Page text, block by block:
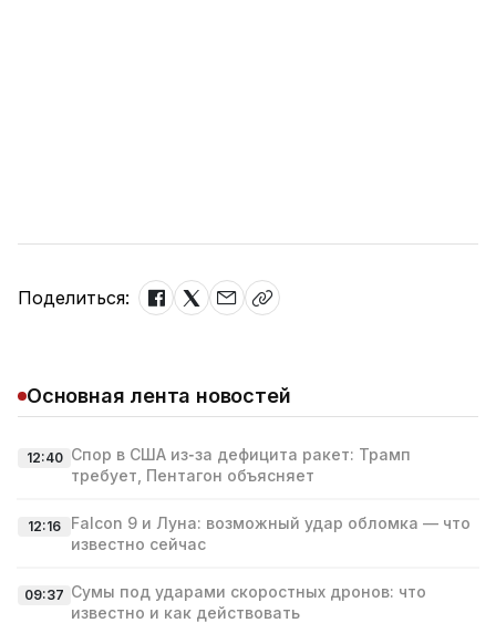
Поделиться:
Основная лента новостей
12:40 Спор в США из‑за дефицита ракет: Трамп
требует, Пентагон объясняет
12:16
Falcon 9 и Луна: возможный удар обломка — что
известно сейчас
09:37 Сумы под ударами скоростных дронов: что
известно и как действовать